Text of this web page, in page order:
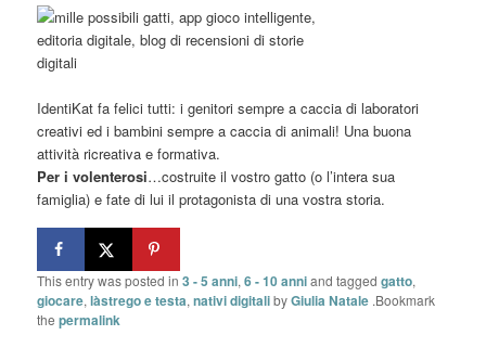
IdentiKat fa felici tutti: i genitori sempre a caccia di laboratori
creativi ed i bambini sempre a caccia di animali! Una buona
attività ricreativa e formativa.
Per i volenterosi…costruite il vostro gatto (o l’intera sua
famiglia) e fate di lui il protagonista di una vostra storia.
This entry was posted in 3 - 5 anni,6 - 10 anniand tagged gatto,
giocare,làstrego e testa,nativi digitalibyGiulia Natale .Bookmark
thepermalink